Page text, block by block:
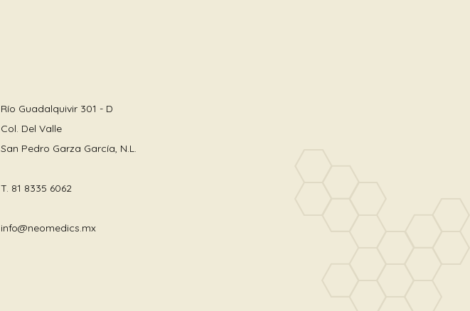
Río Guadalquivir 301 - D
Col. Del Valle
San Pedro Garza García, N.L.
T. 81 8335 6062
info@neomedics.mx